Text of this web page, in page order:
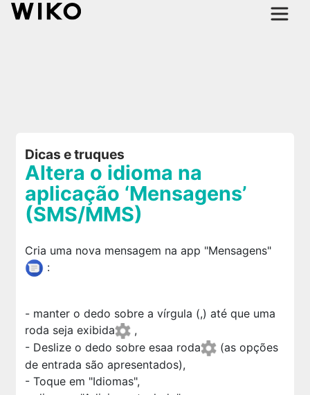
Dicas e truques
Altera o idioma na
aplicação ‘Mensagens’
(SMS/MMS)
Cria uma nova mensagem na app "Mensagens"
:
- manter o dedo sobre a vírgula (,) até que uma
roda seja exibida
,
- Deslize o dedo sobre esaa roda
(as opções
de entrada são apresentados),
- Toque em "Idiomas",